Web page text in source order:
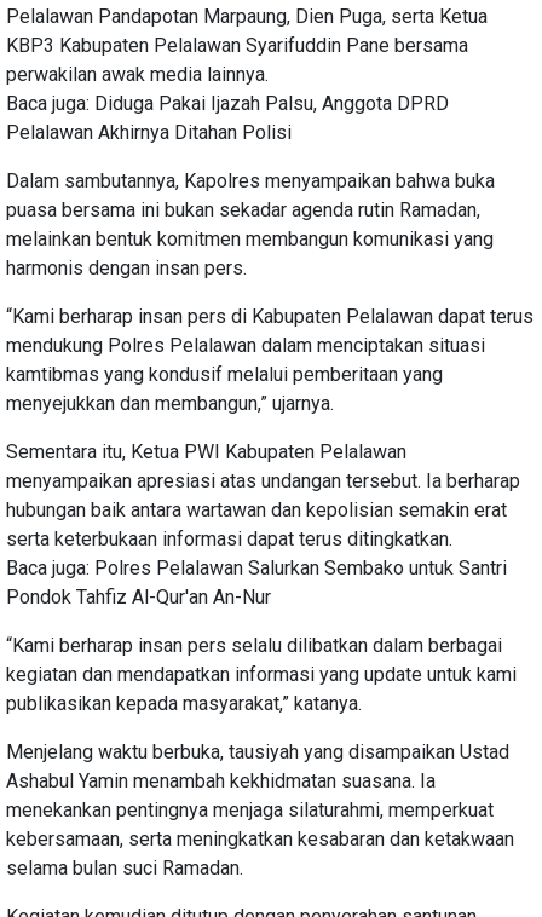
Pelalawan Pandapotan Marpaung, Dien Puga, serta Ketua
KBP3 Kabupaten Pelalawan Syarifuddin Pane bersama
perwakilan awak media lainnya.
Baca juga: Diduga Pakai Ijazah Palsu, Anggota DPRD
Pelalawan Akhirnya Ditahan Polisi
Dalam sambutannya, Kapolres menyampaikan bahwa buka
puasa bersama ini bukan sekadar agenda rutin Ramadan,
melainkan bentuk komitmen membangun komunikasi yang
harmonis dengan insan pers.
“Kami berharap insan pers di Kabupaten Pelalawan dapat terus
mendukung Polres Pelalawan dalam menciptakan situasi
kamtibmas yang kondusif melalui pemberitaan yang
menyejukkan dan membangun,” ujarnya.
Sementara itu, Ketua PWI Kabupaten Pelalawan
menyampaikan apresiasi atas undangan tersebut. Ia berharap
hubungan baik antara wartawan dan kepolisian semakin erat
serta keterbukaan informasi dapat terus ditingkatkan.
Baca juga: Polres Pelalawan Salurkan Sembako untuk Santri
Pondok Tahfiz Al-Qur'an An-Nur
“Kami berharap insan pers selalu dilibatkan dalam berbagai
kegiatan dan mendapatkan informasi yang update untuk kami
publikasikan kepada masyarakat,” katanya.
Menjelang waktu berbuka, tausiyah yang disampaikan Ustad
Ashabul Yamin menambah kekhidmatan suasana. Ia
menekankan pentingnya menjaga silaturahmi, memperkuat
kebersamaan, serta meningkatkan kesabaran dan ketakwaan
selama bulan suci Ramadan.